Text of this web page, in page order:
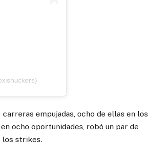
empujadas, ocho de ellas en los
ocho oportunidades, robó un par de
los strikes.